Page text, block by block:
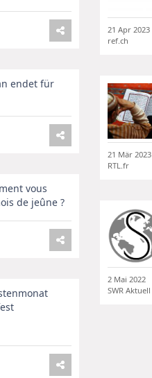
21 Apr 2023
ref.ch
endet für
21 Mär 2023
RTL.fr
vous
de jeûne ?
2 Mai 2022
SWR Aktuell